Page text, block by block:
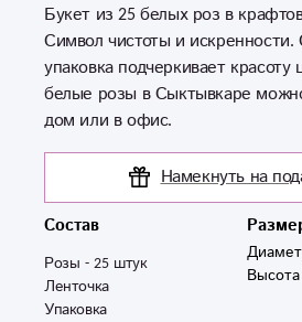
Букет из 25 белых роз в
Символ чистоты и искренности.
упаковка подчеркивает красоту
белые розы в Сыктывкаре
дом или в офис.
Намекнуть на
Состав
Розы - 25 штук
Ленточка
Упаковка